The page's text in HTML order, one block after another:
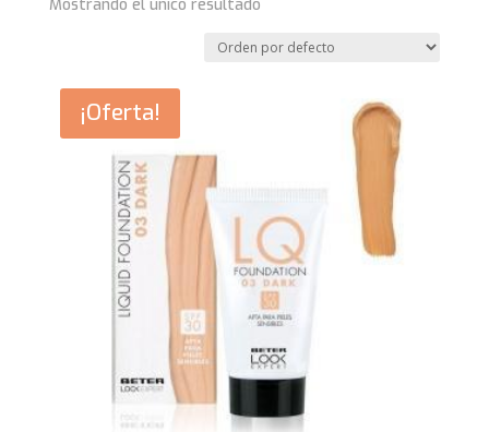
Mostrando el único resultado
¡Oferta!